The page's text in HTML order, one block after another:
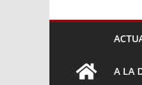
A LA